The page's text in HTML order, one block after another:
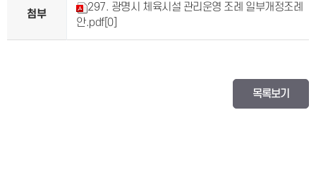
첨부
297. 광명시 체육시설 관리운영 조례 일부개정조례
안.pdf[0]
목록보기